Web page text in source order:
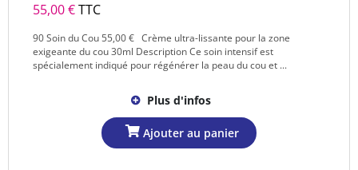
55,00 €TTC
90 Soin du Cou 55,00 € Crème ultra-lissante pour la zone
exigeante du cou 30ml Description Ce soin intensif est
spécialement indiqué pour régénérer la peau du cou et ...
Plus d'infos